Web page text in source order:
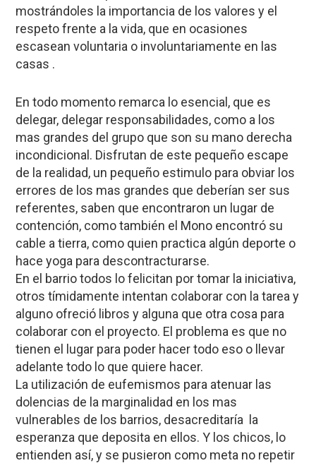
mostrándoles la importancia de los valores y el
respeto frente a la vida, que en ocasiones
escasean voluntaria o involuntariamente en las
casas .
En todo momento remarca lo esencial, que es
delegar, delegar responsabilidades, como a los
mas grandes del grupo que son su mano derecha
incondicional. Disfrutan de este pequeño escape
de la realidad, un pequeño estimulo para obviar los
errores de los mas grandes que deberían ser sus
referentes, saben que encontraron un lugar de
contención, como también el Mono encontró su
cable a tierra, como quien practica algún deporte o
hace yoga para descontracturarse.
En el barrio todos lo felicitan por tomar la iniciativa,
otros tímidamente intentan colaborar con la tarea y
alguno ofreció libros y alguna que otra cosa para
colaborar con el proyecto. El problema es que no
tienen el lugar para poder hacer todo eso o llevar
adelante todo lo que quiere hacer.
La utilización de eufemismos para atenuar las
dolencias de la marginalidad en los mas
vulnerables de los barrios, desacreditaría la
esperanza que deposita en ellos. Y los chicos, lo
entienden así, y se pusieron como meta no repetir